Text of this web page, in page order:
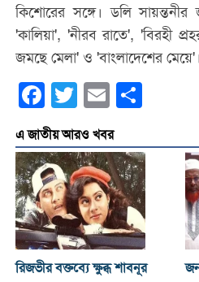
কিশোরের সঙ্গে। ডলি
'কালিয়া', 'নীরব রাতে', 'বিরহী
জমছে মেলা' ও 'বাংলাদেশের মেয়ে'।
Facebook
Twitter Email
এ জাতীয় আরও খবর
রিজভীর বক্তব্যে ক্ষুব্ধ শাবনূর